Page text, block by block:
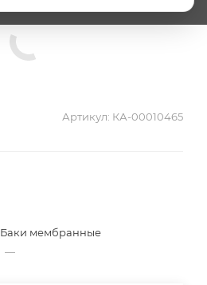
Артикул: КА-00010465
Баки мембранные
—